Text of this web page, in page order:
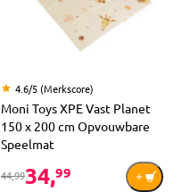
4.6/5 (Merkscore)
Moni Toys XPE Vast Planet
150 x 200 cm Opvouwbare
Speelmat
44,9934,99